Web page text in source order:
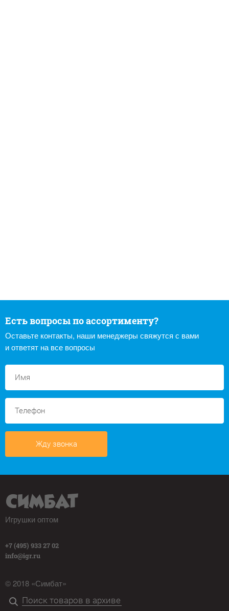
Есть вопросы по ассортименту?
Оставьте контакты, наши менеджеры свяжутся с вами
и ответят на все вопросы
Жду звонка
Игрушки оптом
+7 (495) 933 27 02
info@igr.ru
© 2018 «Симбат»